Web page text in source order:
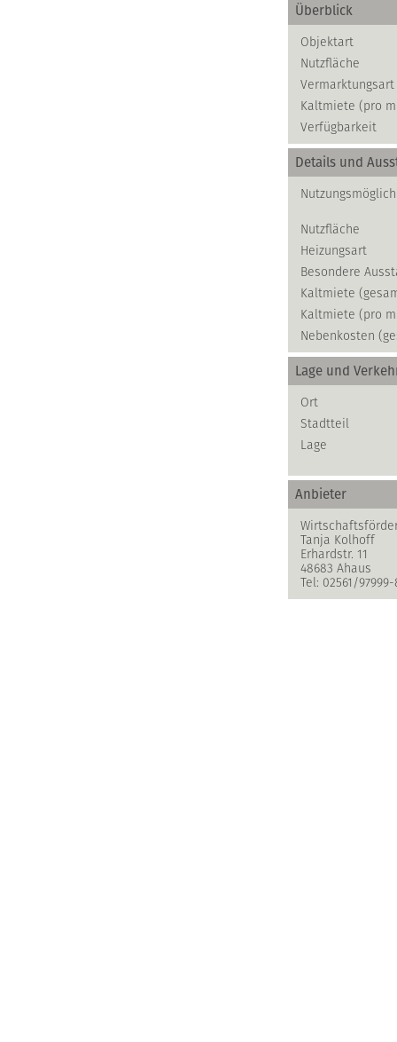
Überblick
Objektart
Nutzfläche
Vermarktungsart
Kaltmiete (pro
Verfügbarkeit
Details und
Nutzfläche
Heizungsart
Besondere
Kaltmiete
Kaltmiete (pro
Nebenkosten
Lage und
Ort
Stadtteil
Lage
Anbieter
Tanja Kolhoff
Erhardstr. 11
48683 Ahaus
Tel: 02561/